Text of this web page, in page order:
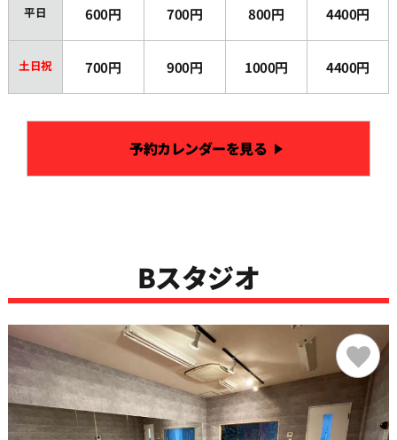
平日 600円 700円 800円 4400円
土日祝 700円 900円 1000円 4400円
予約カレンダーを見る
Bスタジオ